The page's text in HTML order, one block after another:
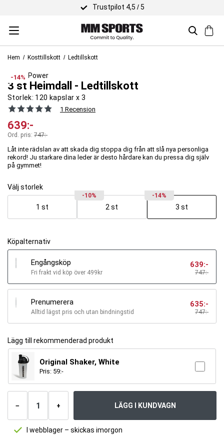
Trustpilot 4,5 / 5
Hem Kosttillskott Ledtillskott
-14%
Viking Power
3 st Heimdall - Ledtillskott
Storlek: 120 kapslar x 3
1 Recension
639:-
Ord. pris: 747:-
Låt inte rädslan av att skada dig stoppa dig från att slå nya personliga
rekord! Ju starkare dina leder är desto hårdare kan du pressa dig själv
på gymmet!
Välj storlek
1 st
-10%
2 st
-14%
3 st
Köpalternativ
Engångsköp
Fri frakt vid köp över 499kr 747:-
639:-
Prenumerera
Alltid lägst pris och utan bindningstid 747:-
635:-
Lägg till rekommenderad produkt
Original Shaker, White
Pris: 59:-
−
Antal
+ LÄGG I KUNDVAGN
I webblager – skickas imorgon